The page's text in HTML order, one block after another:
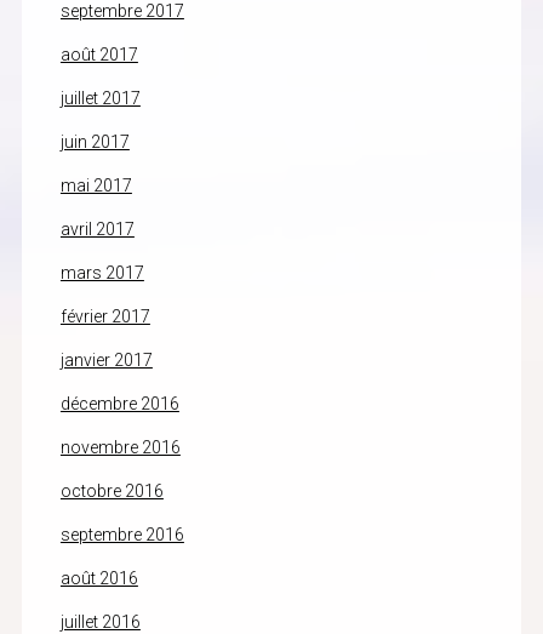
septembre 2017
août 2017
juillet 2017
juin 2017
mai 2017
avril 2017
mars 2017
février 2017
janvier 2017
décembre 2016
novembre 2016
octobre 2016
septembre 2016
août 2016
juillet 2016